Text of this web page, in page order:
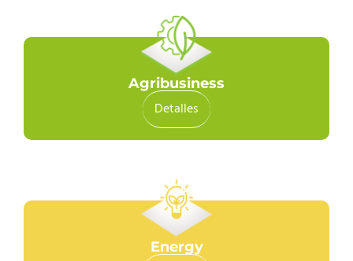
Agribusiness
Detalles
Energy